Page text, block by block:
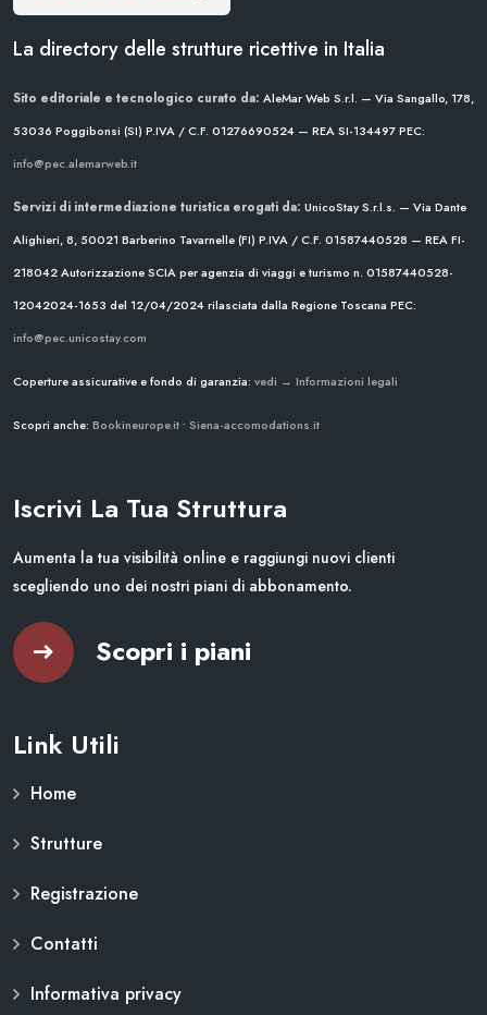
La directory delle strutture ricettive in Italia
Sito editoriale e tecnologico curato da: AleMar Web S.r.l. — Via Sangallo, 178,
53036 Poggibonsi (SI) P.IVA / C.F. 01276690524 — REA SI-134497PEC:
info@pec.alemarweb.it
Servizi di intermediazione turistica erogati da: UnicoStay S.r.l.s. — Via Dante
Alighieri, 8, 50021 Barberino Tavarnelle (FI) P.IVA / C.F. 01587440528 — REA FI-
218042Autorizzazione SCIA per agenzia di viaggi e turismo n. 01587440528-
12042024-1653 del 12/04/2024rilasciata dalla Regione Toscana PEC:
info@pec.unicostay.com
Coperture assicurative e fondo di garanzia: vedi → Informazioni legali
Scopri anche: Bookineurope.it • Siena-accomodations.it
Iscrivi La Tua Struttura
Aumenta la tua visibilità online e raggiungi nuovi clienti
scegliendo uno dei nostri piani di abbonamento.
Scopri i piani
Link Utili
Home
Strutture
Registrazione
Contatti
Informativa privacy